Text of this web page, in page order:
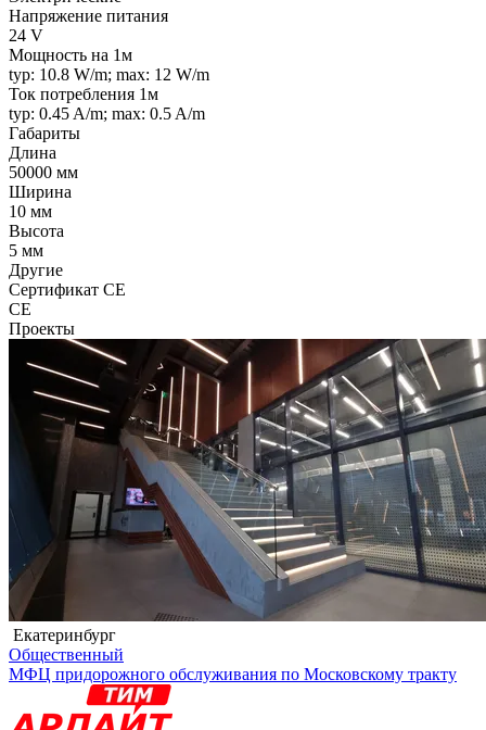
Напряжение питания
24 V
Мощность на 1м
typ: 10.8 W/m; max: 12 W/m
Ток потребления 1м
typ: 0.45 A/m; max: 0.5 A/m
Габариты
Длина
50000 мм
Ширина
10 мм
Высота
5 мм
Другие
Сертификат CE
CE
Проекты
Екатеринбург
Общественный
МФЦ придорожного обслуживания по Московскому тракту